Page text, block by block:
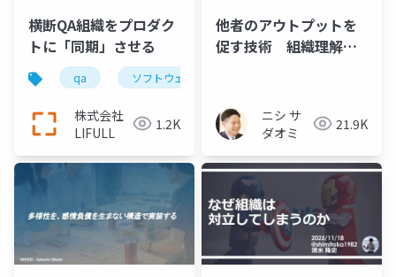
横断QA組織をプロダク
トに「同期」させる
qa ソフトウェアテスト
株式会社
LIFULL
1.2K
他者のアウトプットを
促す技術 組織理解を
ニシ サ
ダオミ
21.9K